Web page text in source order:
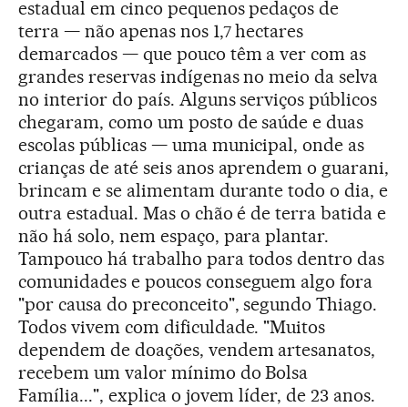
estadual em cinco pequenos pedaços de
terra — não apenas nos 1,7 hectares
demarcados — que pouco têm a ver com as
grandes reservas indígenas no meio da selva
no interior do país. Alguns serviços públicos
chegaram, como um posto de saúde e duas
escolas públicas — uma municipal, onde as
crianças de até seis anos aprendem o guarani,
brincam e se alimentam durante todo o dia, e
outra estadual. Mas o chão é de terra batida e
não há solo, nem espaço, para plantar.
Tampouco há trabalho para todos dentro das
comunidades e poucos conseguem algo fora
"por causa do preconceito", segundo Thiago.
Todos vivem com dificuldade. "Muitos
dependem de doações, vendem artesanatos,
recebem um valor mínimo do Bolsa
Família...", explica o jovem líder, de 23 anos.